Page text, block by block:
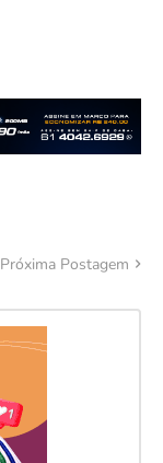
Próxima Postagem